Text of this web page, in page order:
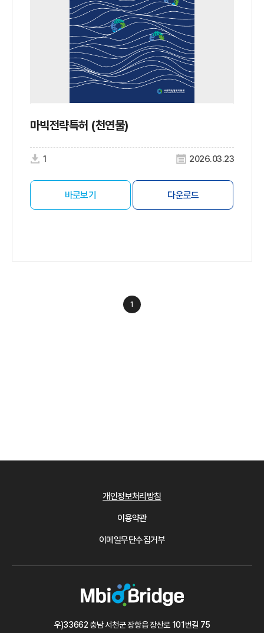
마빅전략특허 (천연물)
1 2026.03.23
바로보기 다운로드
1
개인정보처리방침
이용약관
이메일무단수집거부
우)33662 충남 서천군 장항읍 장산로 101번길 75